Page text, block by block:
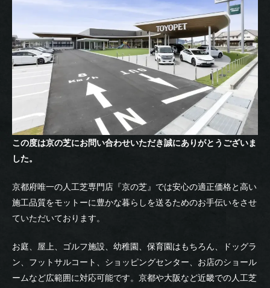
この度は京の芝にお問い合わせいただき誠にありがとうございま
した。
京都府唯一の人工芝専門店『京の芝』では安心の適正価格と高い
施工品質をモットーに豊かな暮らしを送るためのお手伝いをさせ
ていただいております。
お庭、屋上、ゴルフ施設、幼稚園、保育園はもちろん、ドッグラ
ン、フットサルコート、ショッピングセンター、お店のショール
ームなど広範囲に対応可能です。京都や大阪など近畿での人工芝